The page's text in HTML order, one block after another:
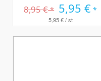
8,95 € Sonderpreis
5,95 €
5,95 €/ st